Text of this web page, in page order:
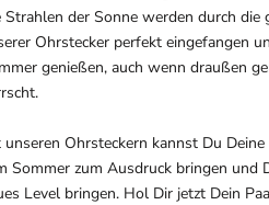
Strahlen der Sonne werden durch die
Ohrstecker perfekt eingefangen
genießen, auch wenn draußen
unseren Ohrsteckern kannst Du
Sommer zum Ausdruck bringen und
Level bringen. Hol Dir jetzt Dein